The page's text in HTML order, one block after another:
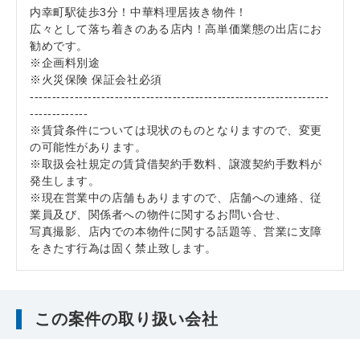
内幸町駅徒歩3分！中華料理居抜き物件！
広々として落ち着きのある店内！高単価業態の出店にお
勧めです。
※企画料別途
※火災保険 保証会社必須
-------------------------------------------------------------------
-------------
※賃貸条件については現状のものとなりますので、変更
の可能性があります。
※取扱会社規定の賃貸借契約手数料、譲渡契約手数料が
発生します。
※現在営業中の店舗もありますので、店舗への連絡、従
業員及び、関係者への物件に関するお問い合せ、
写真撮影、店内での本物件に関する話題等、営業に支障
をきたす行為は固く禁止致します。
この案件の取り扱い会社